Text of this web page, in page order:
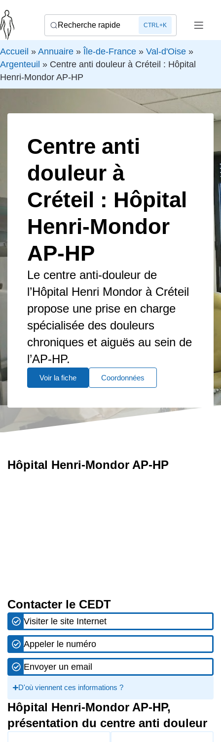
Recherche rapide CTRL+K
Accueil » Annuaire » Île-de-France » Val-d'Oise »
Argenteuil » Centre anti douleur à Créteil : Hôpital
Henri-Mondor AP-HP
Centre anti
douleur à
Créteil : Hôpital
Henri-Mondor
AP-HP
Le centre anti-douleur de
l’Hôpital Henri Mondor à Créteil
propose une prise en charge
spécialisée des douleurs
chroniques et aiguës au sein de
l’AP-HP.
Voir la fiche Coordonnées
Hôpital Henri-Mondor AP-HP,
présentation du centre anti douleur
Hôpital Henri-Mondor AP-HP
Contacter le CEDT
Visiter le site Internet
Appeler le numéro
Envoyer un email
D'où viennent ces informations ?